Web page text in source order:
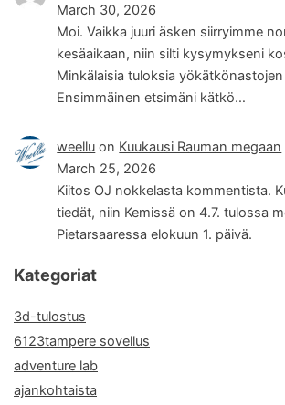
March 30, 2026
Moi. Vaikka juuri äsken siirryimme
kesäaikaan, niin silti kysymykseni
Minkälaisia tuloksia
Ensimmäinen etsimäni kätkö…
weellu on Kuukausi Rauman megaan
March 25, 2026
Kiitos OJ nokkelasta kommentista.
tiedät, niin Kemissä on 4.7. tulossa
Pietarsaaressa elokuun 1. päivä.
Kategoriat
3d-tulostus
6123tampere sovellus
adventure lab
ajankohtaista